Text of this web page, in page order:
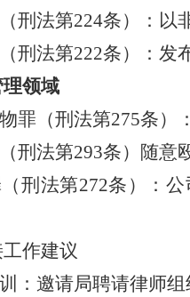
刑法第224条）：以
刑法第222条）：发
理领域
罪（刑法第275条）
刑法第293条）随意
刑法第272条）：
作建议
：邀请局聘请律师